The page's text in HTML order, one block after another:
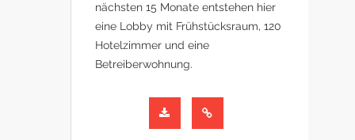
nächsten 15 Monate entstehen hier
eine Lobby mit Frühstücksraum, 120
Hotelzimmer und eine
Betreiberwohnung.